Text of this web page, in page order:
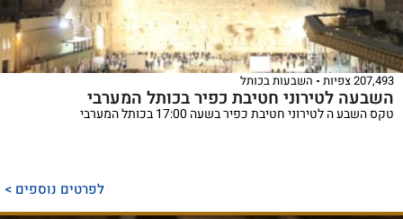
207,493 צפיות השבעות בכותל
השבעה לטירוני חטיבת כפיר בכותל המערבי
טקס השבע ה לטירוני חטיבת כפיר בשעה 17:00 בכותל המערבי
לפרטים נוספים >